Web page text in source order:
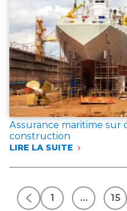
Assurance maritime sur
construction
LIRE LA SUITE
:
SUR
CORPS
DE
1 … 15